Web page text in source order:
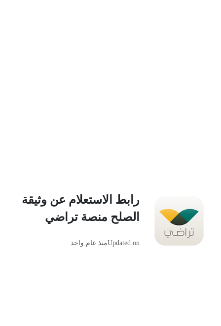
رابط الاستعلام عن وثيقة
الصلح منصة تراضي
Updated onمنذ عام واحد